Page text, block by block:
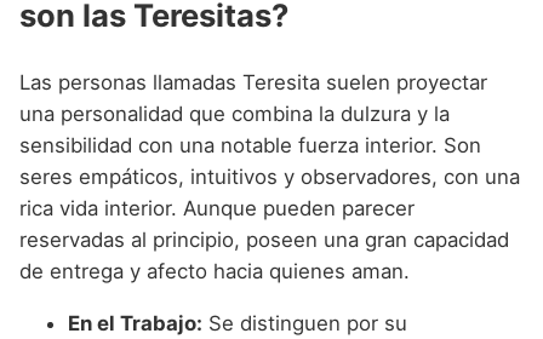
son las Teresitas?
Las personas llamadas Teresita suelen proyectar
una personalidad que combina la dulzura y la
sensibilidad con una notable fuerza interior. Son
seres empáticos, intuitivos y observadores, con una
rica vida interior. Aunque pueden parecer
reservadas al principio, poseen una gran capacidad
de entrega y afecto hacia quienes aman.
En el Trabajo: Se distinguen por su